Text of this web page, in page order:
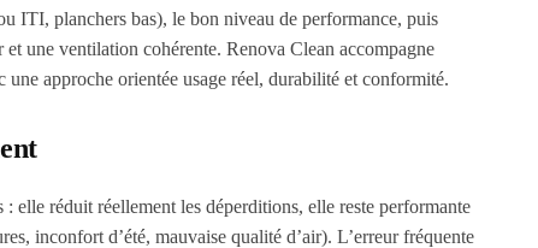
ITI, planchers bas), le bon niveau de performance, puis
et une ventilation cohérente. Renova Clean accompagne
approche orientée usage réel, durabilité et conformité.
elle réduit réellement les déperditions, elle reste performante
inconfort d’été, mauvaise qualité d’air). L’erreur fréquente